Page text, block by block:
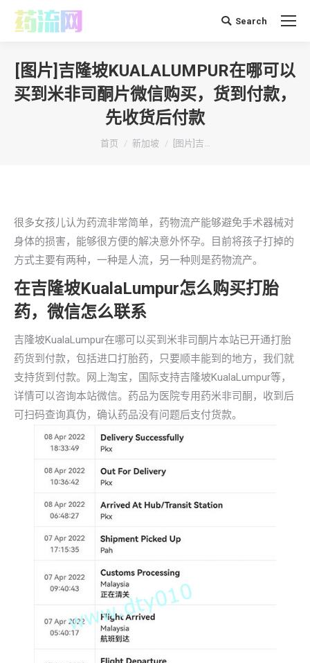
搜 Search
[图片]吉隆坡KUALALUMPUR在哪可以
买到米非司酮片微信购买，货到付款，
先收货后付款
你在这里：
首页 新加坡 [图片]吉…
很多女孩儿认为药流非常简单，药物流产能够避免手术器械对
身体的损害，能够很方便的解决意外怀孕。目前将孩子打掉的
方式主要有两种，一种是人流，另一种则是药物流产。
在吉隆坡KualaLumpur怎么购买打胎
药，微信怎么联系
吉隆坡KualaLumpur在哪可以买到米非司酮片本站已开通打胎
药货到付款，包括进口打胎药，只要顺丰能到的地方，我们就
支持货到付款。网上淘宝，国际支持吉隆坡KualaLumpur等，
详情可以咨询本站微信。药品为医院专用药米非司酮，收到后
可扫码查询真伪，确认药品没有问题后支付货款。